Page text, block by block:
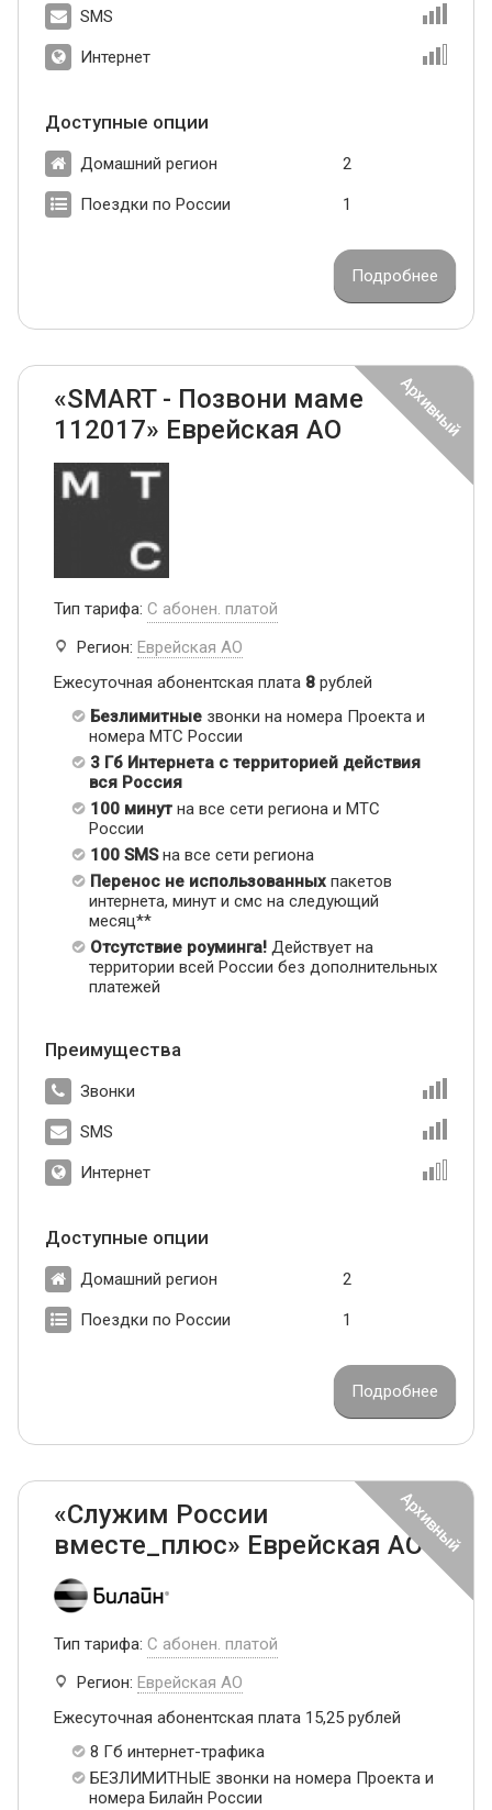
SMS
Интернет
Доступные опции
Домашний регион 2
Поездки по России 1
Подробнее
«SMART - Позвони маме
112017» Еврейская АО
Тип тарифа: С абонен. платой
Регион: Еврейская АО
Ежесуточная абонентская плата 8 рублей
Безлимитные звонки на номера Проекта и
номера МТС России
3 Гб Интернета с территорией действия
вся Россия
100 минут на все сети региона и МТС
России
100 SMSна все сети региона
Перенос не использованных пакетов
интернета, минут и смс на следующий
месяц**
Отсутствие роуминга! Действует на
территории всей России без дополнительных
платежей
Преимущества
Звонки
SMS
Интернет
Доступные опции
Домашний регион 2
Поездки по России 1
Подробнее
«Служим России
вместе_плюс» Еврейская АО
Тип тарифа: С абонен. платой
Регион: Еврейская АО
Ежесуточная абонентская плата 15,25 рублей
8 Гб интернет-трафика
БЕЗЛИМИТНЫЕ звонки на номера Проекта и
номера Билайн России